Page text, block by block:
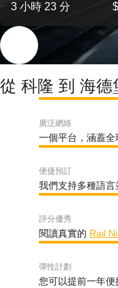
3 小時 23 分
從 科隆 到 海德
廣泛網絡
一個平台，涵蓋全
便捷預訂
我們支持多種語言
評分優秀
閱讀真實的 Rail
彈性計劃
您可以提前一年便